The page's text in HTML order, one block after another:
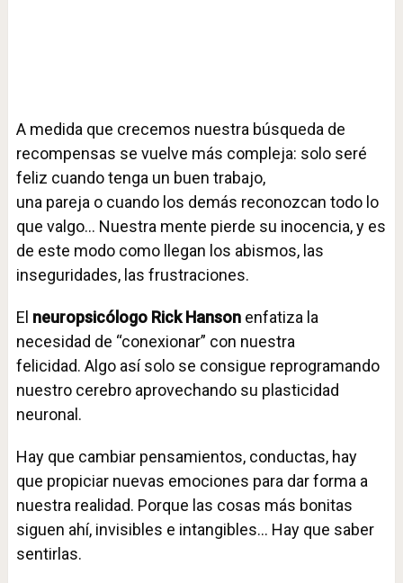
A medida que crecemos nuestra búsqueda de
recompensas se vuelve más compleja: solo seré
feliz cuando tenga un buen trabajo,
una pareja o cuando los demás reconozcan todo lo
que valgo… Nuestra mente pierde su inocencia, y es
de este modo como llegan los abismos, las
inseguridades, las frustraciones.
El neuropsicólogo Rick Hansonenfatiza la
necesidad de “conexionar” con nuestra
felicidad. Algo así solo se consigue reprogramando
nuestro cerebro aprovechando su plasticidad
neuronal.
Hay que cambiar pensamientos, conductas, hay
que propiciar nuevas emociones para dar forma a
nuestra realidad. Porque las cosas más bonitas
siguen ahí, invisibles e intangibles… Hay que saber
sentirlas.